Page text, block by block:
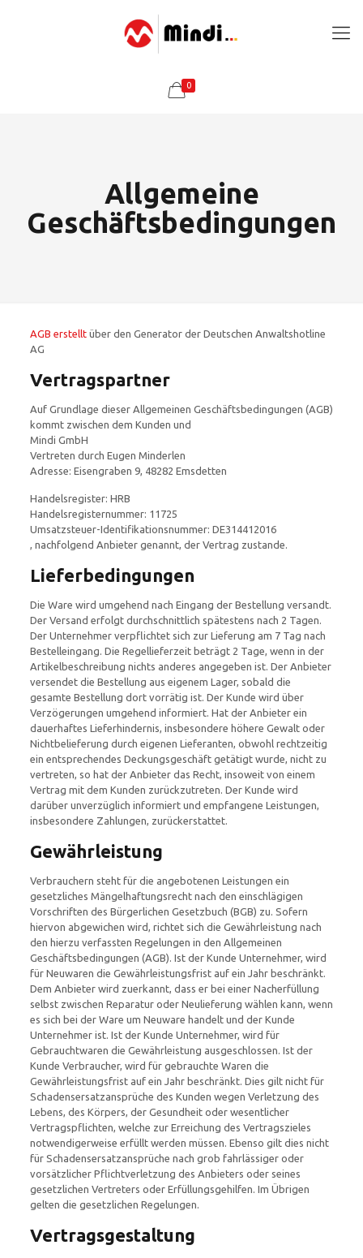
0
Allgemeine
Geschäftsbedingungen
AGB erstelltüber den Generator der Deutschen Anwaltshotline
AG
Vertragspartner
Auf Grundlage dieser Allgemeinen Geschäftsbedingungen (AGB)
kommt zwischen dem Kunden und
Mindi GmbH
Vertreten durch Eugen Minderlen
Adresse: Eisengraben 9, 48282 Emsdetten
Handelsregister: HRB
Handelsregisternummer: 11725
Umsatzsteuer-Identifikationsnummer: DE314412016
, nachfolgend Anbieter genannt, der Vertrag zustande.
Lieferbedingungen
Die Ware wird umgehend nach Eingang der Bestellung versandt.
Der Versand erfolgt durchschnittlich spätestens nach 2 Tagen.
Der Unternehmer verpflichtet sich zur Lieferung am 7 Tag nach
Bestelleingang. Die Regellieferzeit beträgt 2 Tage, wenn in der
Artikelbeschreibung nichts anderes angegeben ist. Der Anbieter
versendet die Bestellung aus eigenem Lager, sobald die
gesamte Bestellung dort vorrätig ist. Der Kunde wird über
Verzögerungen umgehend informiert. Hat der Anbieter ein
dauerhaftes Lieferhindernis, insbesondere höhere Gewalt oder
Nichtbelieferung durch eigenen Lieferanten, obwohl rechtzeitig
ein entsprechendes Deckungsgeschäft getätigt wurde, nicht zu
vertreten, so hat der Anbieter das Recht, insoweit von einem
Vertrag mit dem Kunden zurückzutreten. Der Kunde wird
darüber unverzüglich informiert und empfangene Leistungen,
insbesondere Zahlungen, zurückerstattet.
Gewährleistung
Verbrauchern steht für die angebotenen Leistungen ein
gesetzliches Mängelhaftungsrecht nach den einschlägigen
Vorschriften des Bürgerlichen Gesetzbuch (BGB) zu. Sofern
hiervon abgewichen wird, richtet sich die Gewährleistung nach
den hierzu verfassten Regelungen in den Allgemeinen
Geschäftsbedingungen (AGB). Ist der Kunde Unternehmer, wird
für Neuwaren die Gewährleistungsfrist auf ein Jahr beschränkt.
Dem Anbieter wird zuerkannt, dass er bei einer Nacherfüllung
selbst zwischen Reparatur oder Neulieferung wählen kann, wenn
es sich bei der Ware um Neuware handelt und der Kunde
Unternehmer ist. Ist der Kunde Unternehmer, wird für
Gebrauchtwaren die Gewährleistung ausgeschlossen. Ist der
Kunde Verbraucher, wird für gebrauchte Waren die
Gewährleistungsfrist auf ein Jahr beschränkt. Dies gilt nicht für
Schadensersatzansprüche des Kunden wegen Verletzung des
Lebens, des Körpers, der Gesundheit oder wesentlicher
Vertragspflichten, welche zur Erreichung des Vertragszieles
notwendigerweise erfüllt werden müssen. Ebenso gilt dies nicht
für Schadensersatzansprüche nach grob fahrlässiger oder
vorsätzlicher Pflichtverletzung des Anbieters oder seines
gesetzlichen Vertreters oder Erfüllungsgehilfen. Im Übrigen
gelten die gesetzlichen Regelungen.
Vertragsgestaltung